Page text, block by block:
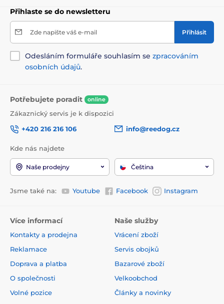
Přihlaste se do newsletteru
Zde napište váš e-mail Přihlásit
Odesláním formuláře souhlasím se zpracováním
osobních údajů.
Potřebujete poradit online
Zákaznický servis je k dispozici
+420 216 216 106
info@reedog.cz
Kde nás najdete
Naše prodejny Čeština
Jsme také na: Youtube Facebook Instagram
Více informací
Kontakty a prodejna
Reklamace
Doprava a platba
O společnosti
Volné pozice
Naše služby
Vrácení zboží
Servis obojků
Bazarové zboží
Velkoobchod
Články a novinky